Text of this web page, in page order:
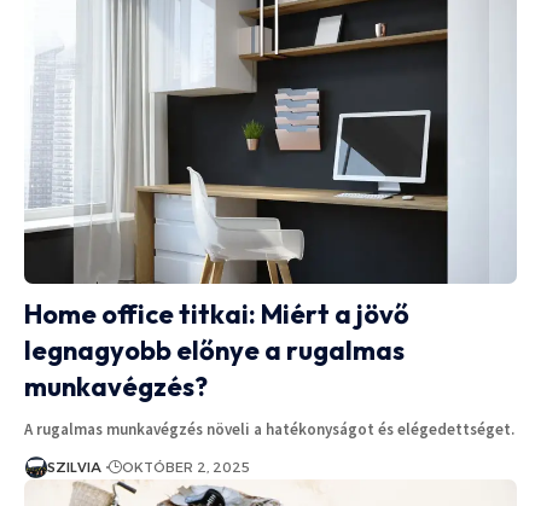
Home office titkai: Miért a jövő
legnagyobb előnye a rugalmas
munkavégzés?
A rugalmas munkavégzés növeli a hatékonyságot és elégedettséget.
SZILVIA OKTÓBER 2, 2025